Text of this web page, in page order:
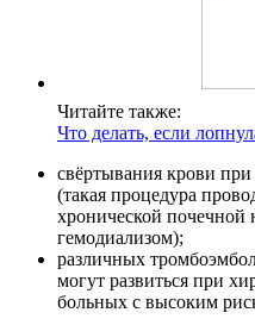
Читайте также:
Что делать, если
свёртывания крови
(такая процедура
хронической почечной
гемодиализом);
различных
могут развиться при
больных с высоким